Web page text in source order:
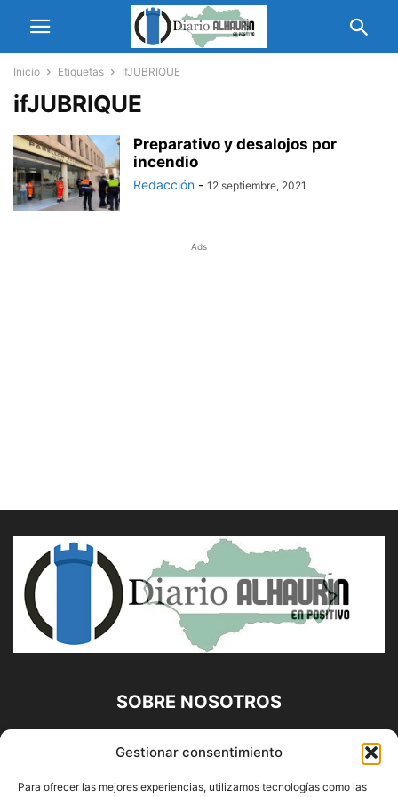
Gestionar consentimiento
Para ofrecer las mejores experiencias, utilizamos tecnologías como las
Inicio Etiquetas IfJUBRIQUE
ifJUBRIQUE
Preparativo y desalojos por
incendio
Redacción - 12 septiembre, 2021
Ads
SOBRE NOSOTROS
Diario Alhaurín (www.alhaurindelatorre.com) Propiedad de
Francisco E. López López | 639 95 71 95 | Noticias de
Alhaurín de la Torre, Málaga y Provincia|